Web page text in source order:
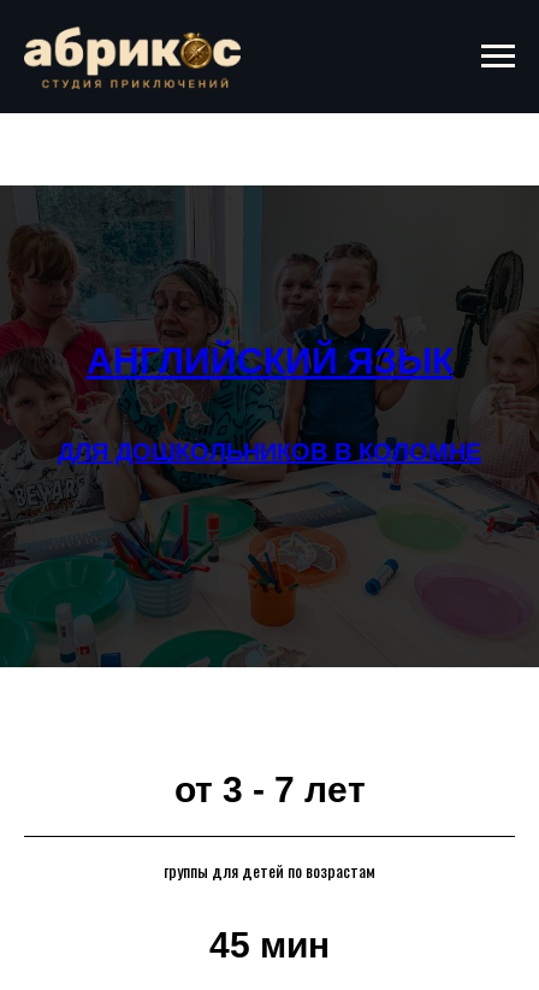
АНГЛИЙСКИЙ ЯЗЫК
ДЛЯ ДОШКОЛЬНИКОВ В КОЛОМНЕ
от 3 - 7 лет
группы для детей по возрастам
45 мин